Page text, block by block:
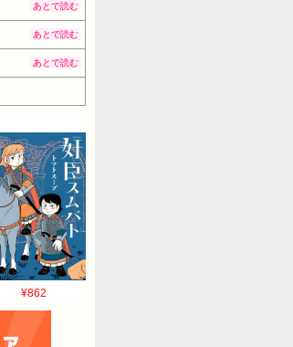
あとで読む
あとで読む
あとで読む
¥862